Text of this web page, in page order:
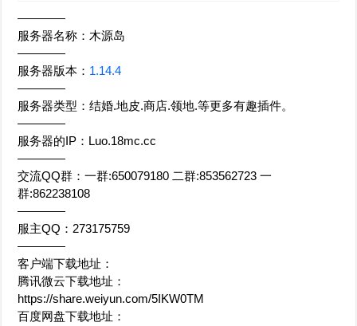
————
服务器名称：木源岛
————
服务器版本： 1.14.4
————
服务器类型：结婚.地皮.商店.领地.等更多有趣插件。
————
服务器的IP：Luo.18mc.cc
————
交流QQ群：一群:650079180 二群:853562723 一
群:862238108
————
服主QQ：273175759
————
客户端下载地址：
腾讯微云下载地址：
https://share.weiyun.com/5IKW0TM
百度网盘下载地址：